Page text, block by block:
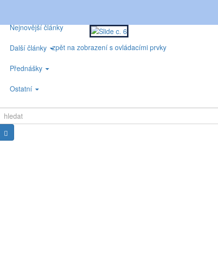
Nejnovější články
Další články
Přednášky
Ostatní
zpět na zobrazení s ovládacími prvky